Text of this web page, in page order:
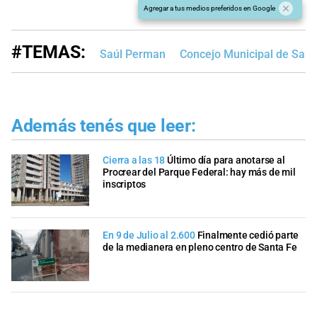
Agregar a tus medios preferidos en Google
#TEMAS: Saúl Perman Concejo Municipal de
Además tenés que leer:
Cierra a las 18Último día para anotarse al
Procrear del Parque Federal: hay más de mil
inscriptos
En 9 de Julio al 2.600 Finalmente cedió parte
de la medianera en pleno centro de Santa Fe